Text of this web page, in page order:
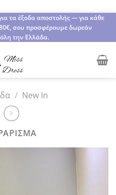
τα έξοδα αποστολής — για κάθε
σου προσφέρουμε δωρεάν
την Ελλάδα.
/ New In